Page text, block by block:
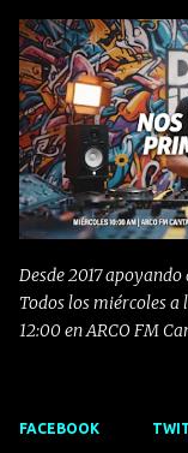
Desde 2017
Todos los miércoles a
12:00 en ARCO FM
FACEBOOK